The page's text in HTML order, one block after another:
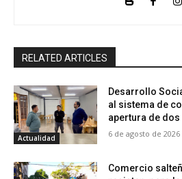
RELATED ARTICLES
Actualidad
Desarrollo
al sistema de
apertura de
6 de agosto de 2026
Comercio